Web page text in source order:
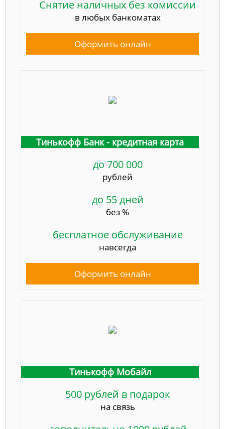
Снятие наличных без комиссии
в любых банкоматах
Оформить онлайн
Тинькофф Банк - кредитная карта
до 700 000
рублей
до 55 дней
без %
бесплатное обслуживание
навсегда
Оформить онлайн
Тинькофф Мобайл
500 рублей в подарок
на связь